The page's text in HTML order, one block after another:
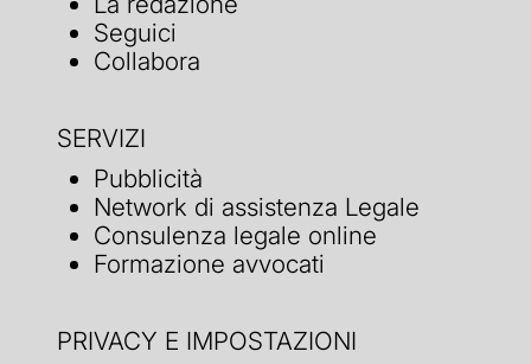
Seguici
Collabora
SERVIZI
Pubblicità
Network di assistenza Legale
Consulenza legale online
Formazione avvocati
PRIVACY E IMPOSTAZIONI